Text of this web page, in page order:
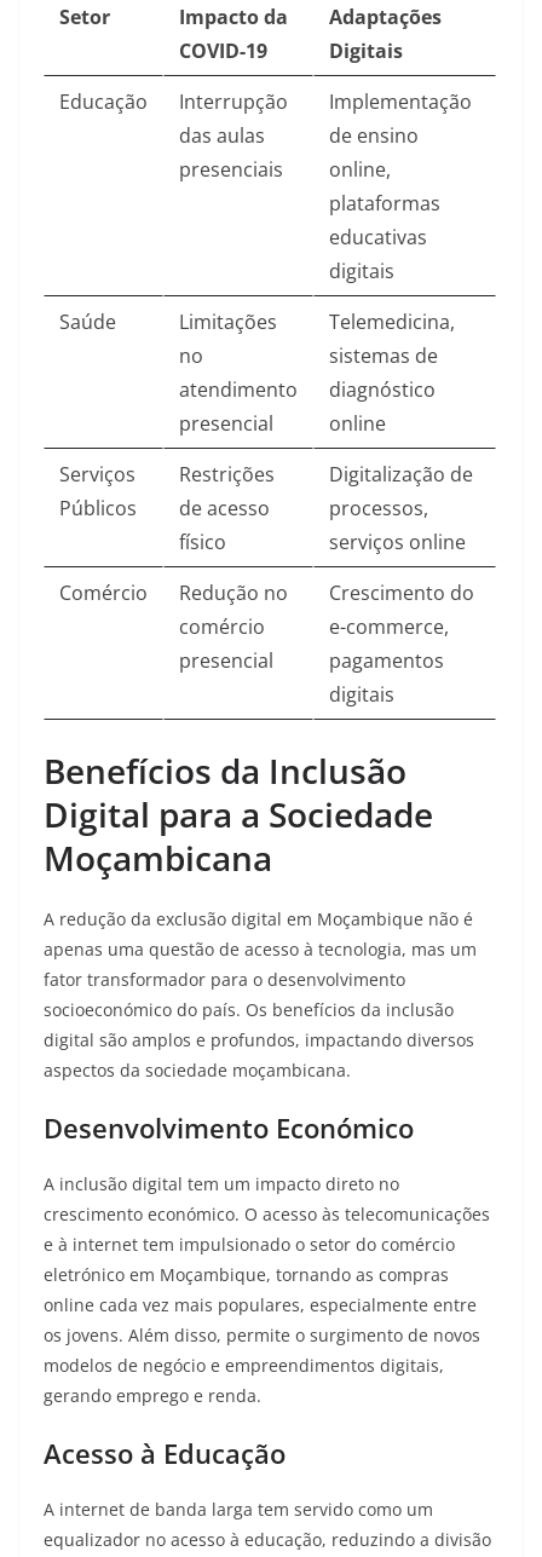
Setor
Impacto da
COVID-19
Adaptações
Digitais
Educação
Interrupção
das aulas
presenciais
Implementação
de ensino
online,
plataformas
educativas
digitais
Saúde
Limitações
no
atendimento
presencial
Telemedicina,
sistemas de
diagnóstico
online
Serviços
Públicos
Restrições
de acesso
físico
Digitalização de
processos,
serviços online
Comércio
Redução no
comércio
presencial
Crescimento do
e-commerce,
pagamentos
digitais
Benefícios da Inclusão
Digital para a Sociedade
Moçambicana
A redução da exclusão digital em Moçambique não é
apenas uma questão de acesso à tecnologia, mas um
fator transformador para o desenvolvimento
socioeconómico do país. Os benefícios da inclusão
digital são amplos e profundos, impactando diversos
aspectos da sociedade moçambicana.
Desenvolvimento Económico
A inclusão digital tem um impacto direto no
crescimento económico. O acesso às telecomunicações
e à internet tem impulsionado o setor do comércio
eletrónico em Moçambique, tornando as compras
online cada vez mais populares, especialmente entre
os jovens. Além disso, permite o surgimento de novos
modelos de negócio e empreendimentos digitais,
gerando emprego e renda.
Acesso à Educação
A internet de banda larga tem servido como um
equalizador no acesso à educação, reduzindo a divisão